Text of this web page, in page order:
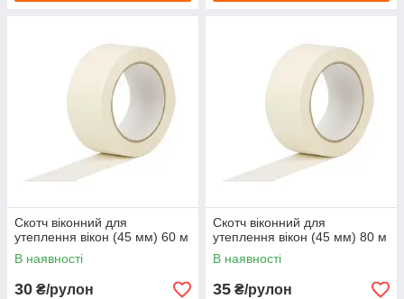
Скотч віконний для
утеплення вікон (45 мм) 60 м
В наявності
30 ₴/рулон
Скотч віконний для
утеплення вікон (45 мм) 80 м
В наявності
35 ₴/рулон